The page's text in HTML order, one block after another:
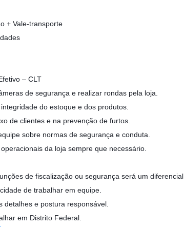
+ Vale-transporte
– CLT
de segurança e realizar rondas pela loja.
do estoque e dos produtos.
de clientes e na prevenção de furtos.
sobre normas de segurança e conduta.
da loja sempre que necessário.
de fiscalização ou segurança será um diferencial.
de trabalhar em equipe.
detalhes e postura responsável.
em Distrito Federal.